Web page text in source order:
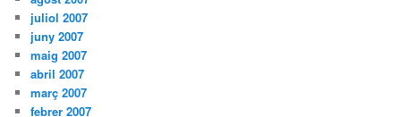
juliol 2007
juny 2007
maig 2007
abril 2007
març 2007
febrer 2007